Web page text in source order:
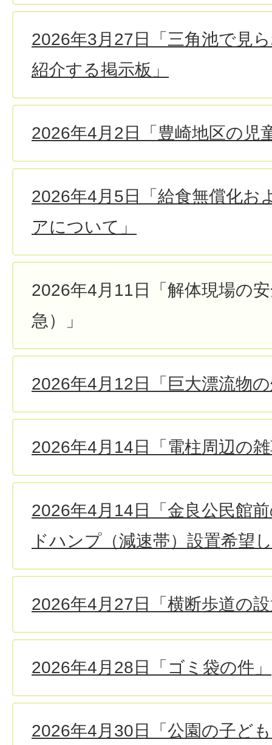
2026年3月27日「三角池で見
紹介する掲示板」
2026年4月2日「豊崎地区の児
2026年4月5日「給食無償化お
アについて」
2026年4月11日「解体現場の
急）」
2026年4月12日「巨大漂流物
2026年4月14日「電柱周辺の
2026年4月14日「金良公民館
ドハンプ（減速帯）設置希望
2026年4月27日「横断歩道の
2026年4月28日「ゴミ袋の件」
2026年4月30日「公園の子ど